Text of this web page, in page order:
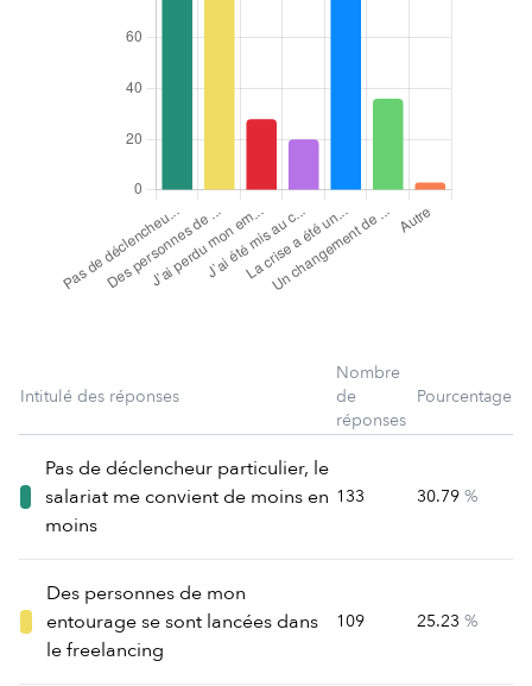
Intitulé des réponses
Nombre
de
réponses
Pourcentage
Pas de déclencheur particulier, le
salariat me convient de moins en
moins
133 30.79 %
Des personnes de mon
entourage se sont lancées dans
le freelancing
109 25.23 %